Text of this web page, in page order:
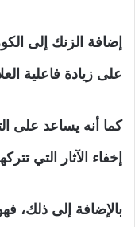
إضافة الزنك إلى
على زيادة فاعلية
كما أنه يساعد على
إخفاء الآثار التي
بالإضافة إلى